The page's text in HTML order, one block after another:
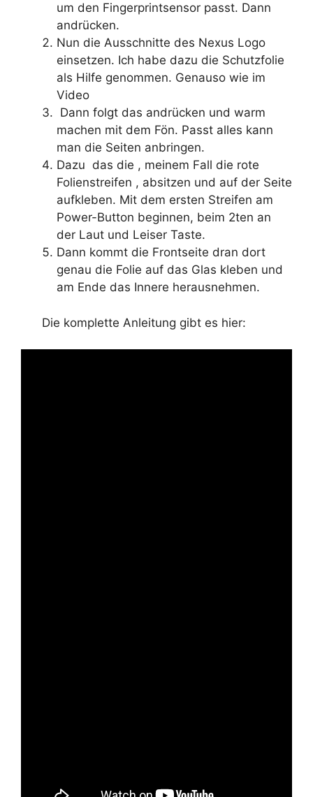
um den Fingerprintsensor passt. Dann
andrücken.
Nun die Ausschnitte des Nexus Logo
einsetzen. Ich habe dazu die Schutzfolie
als Hilfe genommen. Genauso wie im
Video
Dann folgt das andrücken und warm
machen mit dem Fön. Passt alles kann
man die Seiten anbringen.
Dazu das die , meinem Fall die rote
Folienstreifen , absitzen und auf der Seite
aufkleben. Mit dem ersten Streifen am
Power-Button beginnen, beim 2ten an
der Laut und Leiser Taste.
Dann kommt die Frontseite dran dort
genau die Folie auf das Glas kleben und
am Ende das Innere herausnehmen.
Die komplette Anleitung gibt es hier: